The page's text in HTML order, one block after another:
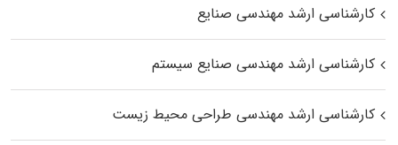
کارشناسی ارشد مهندسی صنایع
کارشناسی ارشد مهندسی صنایع سیستم
کارشناسی ارشد مهندسی طراحی محیط زیست